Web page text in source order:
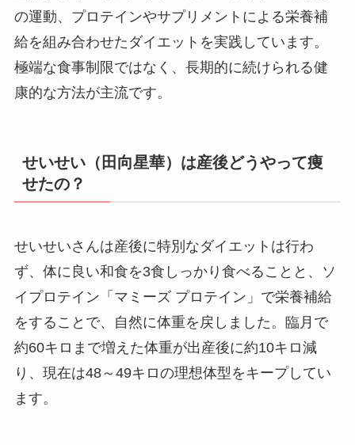
の運動、プロテインやサプリメントによる栄養補
給を組み合わせたダイエットを実践しています。
極端な食事制限ではなく、長期的に続けられる健
康的な方法が主流です。
せいせい（田向星華）は産後どうやって痩
せたの？
せいせいさんは産後に特別なダイエットは行わ
ず、体に良い和食を3食しっかり食べることと、ソ
イプロテイン「マミーズ プロテイン」で栄養補給
をすることで、自然に体重を戻しました。臨月で
約60キロまで増えた体重が出産後に約10キロ減
り、現在は48～49キロの理想体型をキープしてい
ます。